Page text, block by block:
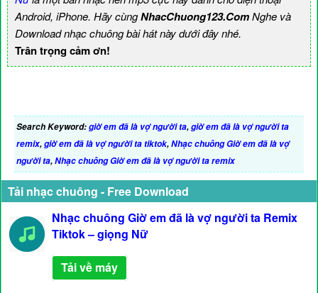
Android, iPhone. Hãy cùngNhacChuong123.ComNghe và
Download nhạc chuông bài hát này dưới đây nhé.
Trân trọng cảm ơn!
Search Keyword:giờ em đã là vợ người ta,giờ em đã là vợ người ta
remix,giờ em đã là vợ người ta tiktok,Nhạc chuông Giờ em đã là vợ
người ta,Nhạc chuông Giờ em đã là vợ người ta remix
Tải nhạc chuông - Free Download
Nhạc chuông Giờ em đã là vợ người ta Remix
Tiktok – giọng Nữ
Tải về máy